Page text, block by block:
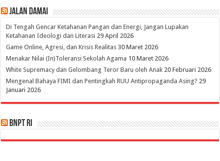
Jalan Damai
Di Tengah Gencar Ketahanan Pangan dan Energi, Jangan Lupakan
Ketahanan Ideologi dan Literasi 29 April 2026
Game Online, Agresi, dan Krisis Realitas 30 Maret 2026
Menakar Nilai (In)Toleransi Sekolah Agama 10 Maret 2026
White Supremacy dan Gelombang Teror Baru oleh Anak 20 Februari 2026
Mengenal Bahaya FIMI dan Pentingkah RUU Antipropaganda Asing? 29
Januari 2026
BNPT RI